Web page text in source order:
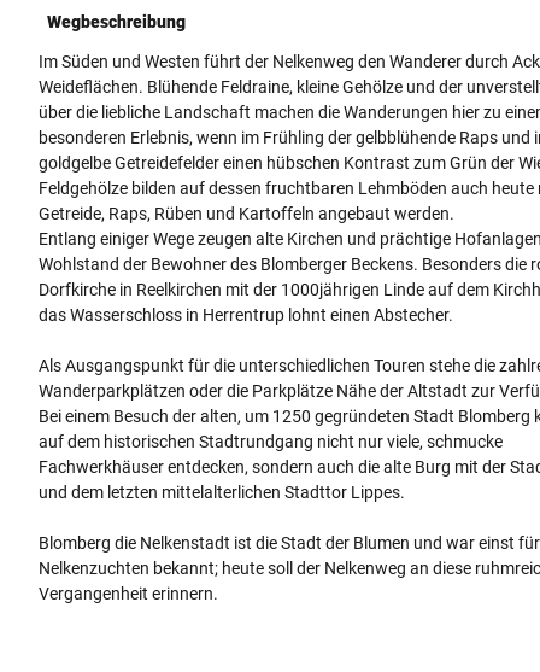
Wegbeschreibung
Im Süden und Westen führt der Nelkenweg den Wanderer durch
Weideflächen. Blühende Feldraine, kleine Gehölze und der
über die liebliche Landschaft machen die Wanderungen hier zu
besonderen Erlebnis, wenn im Frühling der gelbblühende Raps und
goldgelbe Getreidefelder einen hübschen Kontrast zum Grün der
Feldgehölze bilden auf dessen fruchtbaren Lehmböden auch heute
Getreide, Raps, Rüben und Kartoffeln angebaut werden.
Entlang einiger Wege zeugen alte Kirchen und prächtige
Wohlstand der Bewohner des Blomberger Beckens. Besonders die
Dorfkirche in Reelkirchen mit der 1000jährigen Linde auf dem
das Wasserschloss in Herrentrup lohnt einen Abstecher.
Als Ausgangspunkt für die unterschiedlichen Touren stehe die
Wanderparkplätzen oder die Parkplätze Nähe der Altstadt zur
Bei einem Besuch der alten, um 1250 gegründeten Stadt Blomberg
auf dem historischen Stadtrundgang nicht nur viele, schmucke
Fachwerkhäuser entdecken, sondern auch die alte Burg mit der
und dem letzten mittelalterlichen Stadttor Lippes.
Blomberg die Nelkenstadt ist die Stadt der Blumen und war einst
Nelkenzuchten bekannt; heute soll der Nelkenweg an diese
Vergangenheit erinnern.